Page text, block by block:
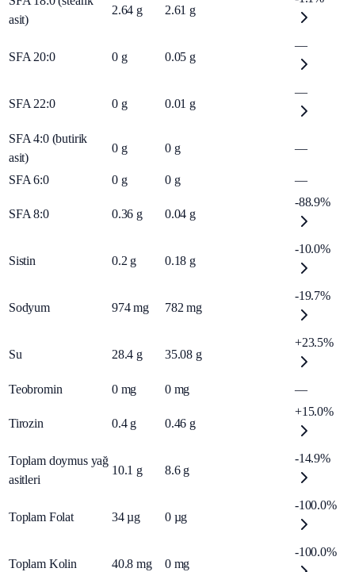
asit)
2.64 g 2.61 g
SFA 20:0 0 g 0.05 g
—
SFA 22:0 0 g 0.01 g
—
SFA 4:0 (butirik
asit)
0 g 0 g —
SFA 6:0 0 g 0 g —
SFA 8:0 0.36 g 0.04 g
-88.9%
Sistin 0.2 g 0.18 g
-10.0%
Sodyum 974 mg 782 mg
-19.7%
Su 28.4 g 35.08 g
+23.5%
Teobromin 0 mg 0 mg —
Tirozin 0.4 g 0.46 g
+15.0%
Toplam doymus yağ
asitleri
10.1 g 8.6 g
-14.9%
Toplam Folat 34 µg 0 µg
-100.0%
Toplam Kolin 40.8 mg 0 mg
-100.0%